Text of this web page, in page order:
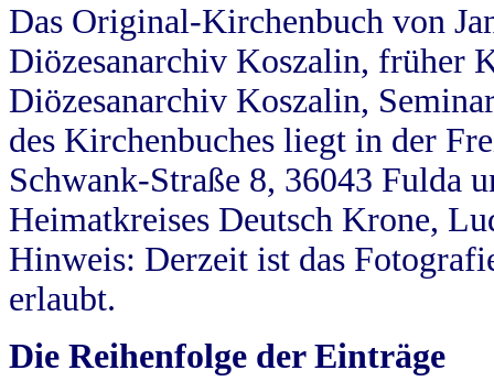
Das Original-Kirchenbuch von
Diözesanarchiv Koszalin, früher
Diözesanarchiv Koszalin,
des Kirchenbuches liegt in der
Schwank-Straße 8, 36043 Fulda
Heimatkreises Deutsch Krone,
Hinweis: Derzeit ist das
erlaubt.
Die Reihenfolge der Einträge